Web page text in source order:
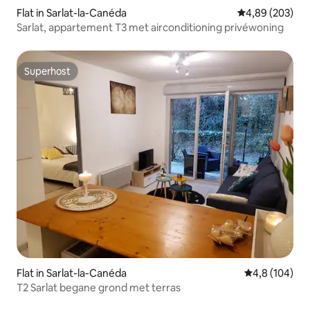
Flat in Sarlat-la-Canéda Gemiddelde
4,89 (203)
Sarlat, appartement T3 met airconditioning privéwoning
Superhost
Superhost
Flat in Sarlat-la-Canéda Gemiddelde
4,8 (104)
T2 Sarlat begane grond met terras